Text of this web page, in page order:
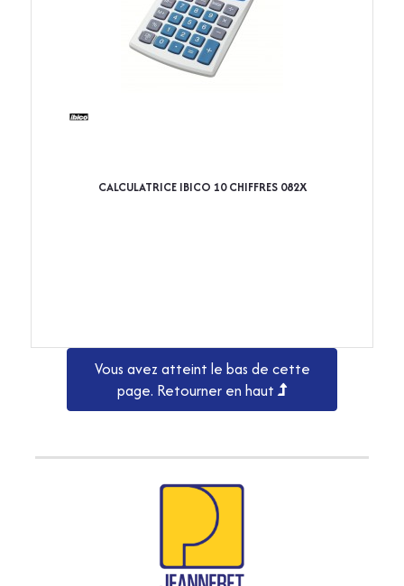
CALCULATRICE IBICO 10 CHIFFRES 082X
Vous avez atteint le bas de cette
page. Retourner en haut